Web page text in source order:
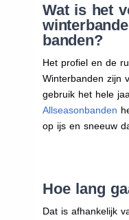
Wat is het
banden?
Het profiel en de
Winterbanden zijn
gebruik het hele
Allseasonbanden
op ijs en sneeuw
Hoe lang
Dat is afhankelijk